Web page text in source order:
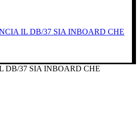
IL DB/37 SIA INBOARD CHE
DB/37 SIA INBOARD CHE